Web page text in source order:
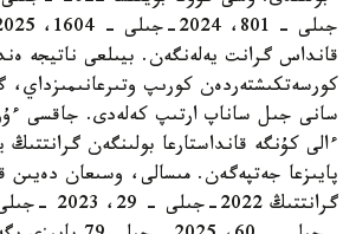
قانداس گرانت يەلەنگەن. بيىلعى ناتيجە
كورسەتكىشتەردەن كورىپ وتىرعانىمىزداي،
سانى جىل ساناپ ارتىپ كەلەدى. جاقسى
پايىزعا جەتپەگەن. مىسالى، وسىعان دەيىن